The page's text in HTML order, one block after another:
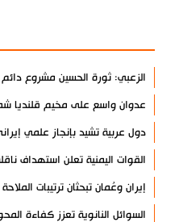
الزعبي: ثورة الحسين مشروع
عدوان واسع على مخيم قلنديا
دول عربية تشيد بإنجاز علمي
القوات اليمنية تعلن استهداف
إيران وعُمان تبحثان ترتيبات
السوائل النانوية تعزز كفاءة